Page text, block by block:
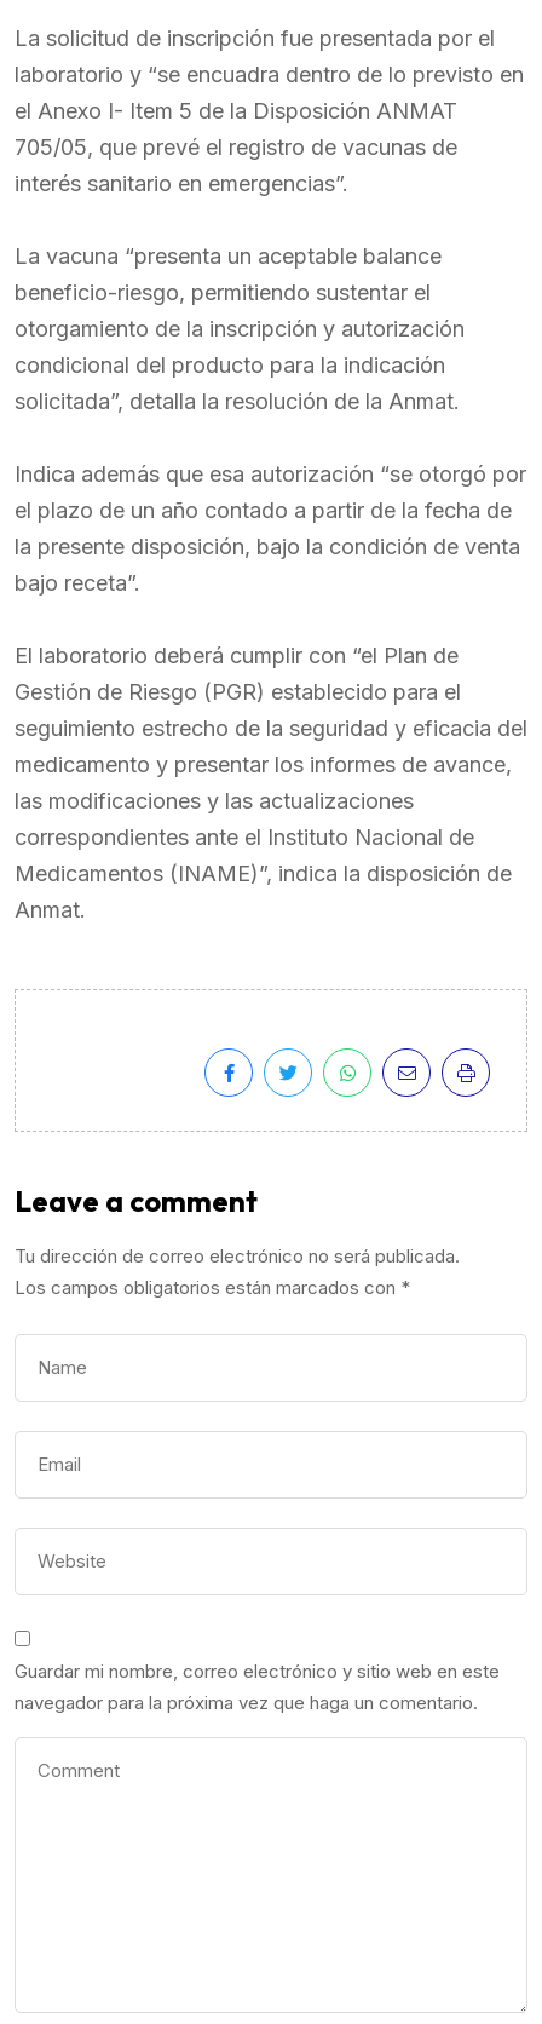
La solicitud de inscripción fue presentada por el
laboratorio y “se encuadra dentro de lo previsto en
el Anexo I- Item 5 de la Disposición ANMAT
705/05, que prevé el registro de vacunas de
interés sanitario en emergencias”.
La vacuna “presenta un aceptable balance
beneficio-riesgo, permitiendo sustentar el
otorgamiento de la inscripción y autorización
condicional del producto para la indicación
solicitada”, detalla la resolución de la Anmat.
Indica además que esa autorización “se otorgó por
el plazo de un año contado a partir de la fecha de
la presente disposición, bajo la condición de venta
bajo receta”.
El laboratorio deberá cumplir con “el Plan de
Gestión de Riesgo (PGR) establecido para el
seguimiento estrecho de la seguridad y eficacia del
medicamento y presentar los informes de avance,
las modificaciones y las actualizaciones
correspondientes ante el Instituto Nacional de
Medicamentos (INAME)”, indica la disposición de
Anmat.
Leave a comment
Tu dirección de correo electrónico no será publicada.
Los campos obligatorios están marcados con *
Guardar mi nombre, correo electrónico y sitio web en este
navegador para la próxima vez que haga un comentario.